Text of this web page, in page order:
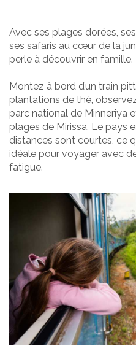
Avec ses plages dorées,
ses safaris au cœur de la
perle à découvrir en famille.
Montez à bord d’un train
plantations de thé,
parc national de Minneriya
plages de Mirissa. Le pays
distances sont courtes, ce
idéale pour voyager avec
fatigue.